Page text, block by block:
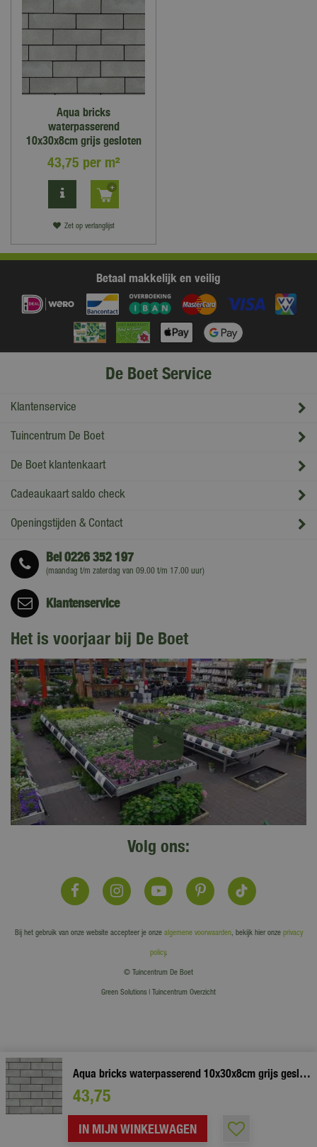
Aqua bricks waterpasserend 10x30x8cm grijs gesloten
43,75
Aqua bricks
waterpasserend
10x30x8cm grijs gesloten
43,75 per m²
Zet op verlanglijst
Betaal makkelijk en veilig
De Boet Service
Klantenservice
Tuincentrum De Boet
De Boet klantenkaart
Cadeaukaart saldo check
Openingstijden & Contact
Bel0226 352 197
(maandag t/m zaterdag van 09.00 t/m 17.00 uur)
Klantenservice
Het is voorjaar bij De Boet
Volg ons:
Bij het gebruik van onze website accepteer je onze algemene voorwaarden, bekijk hier onze privacy
policy.
© Tuincentrum De Boet
Green Solutions Tuincentrum Overzicht